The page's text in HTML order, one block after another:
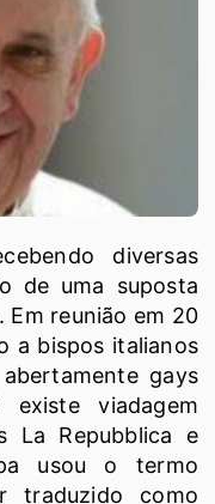
diversas
de uma suposta
reunião em 20
a bispos italianos
gays
existe viadagem
La Repubblica e
usou o termo
traduzido como